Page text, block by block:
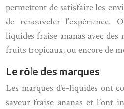
permettent de satisfaire les
de renouveler l’expérience.
liquides fraise ananas avec
fruits tropicaux, ou encore de
Le rôle des marques
Les marques d’e-liquides ont
saveur fraise ananas et l’ont